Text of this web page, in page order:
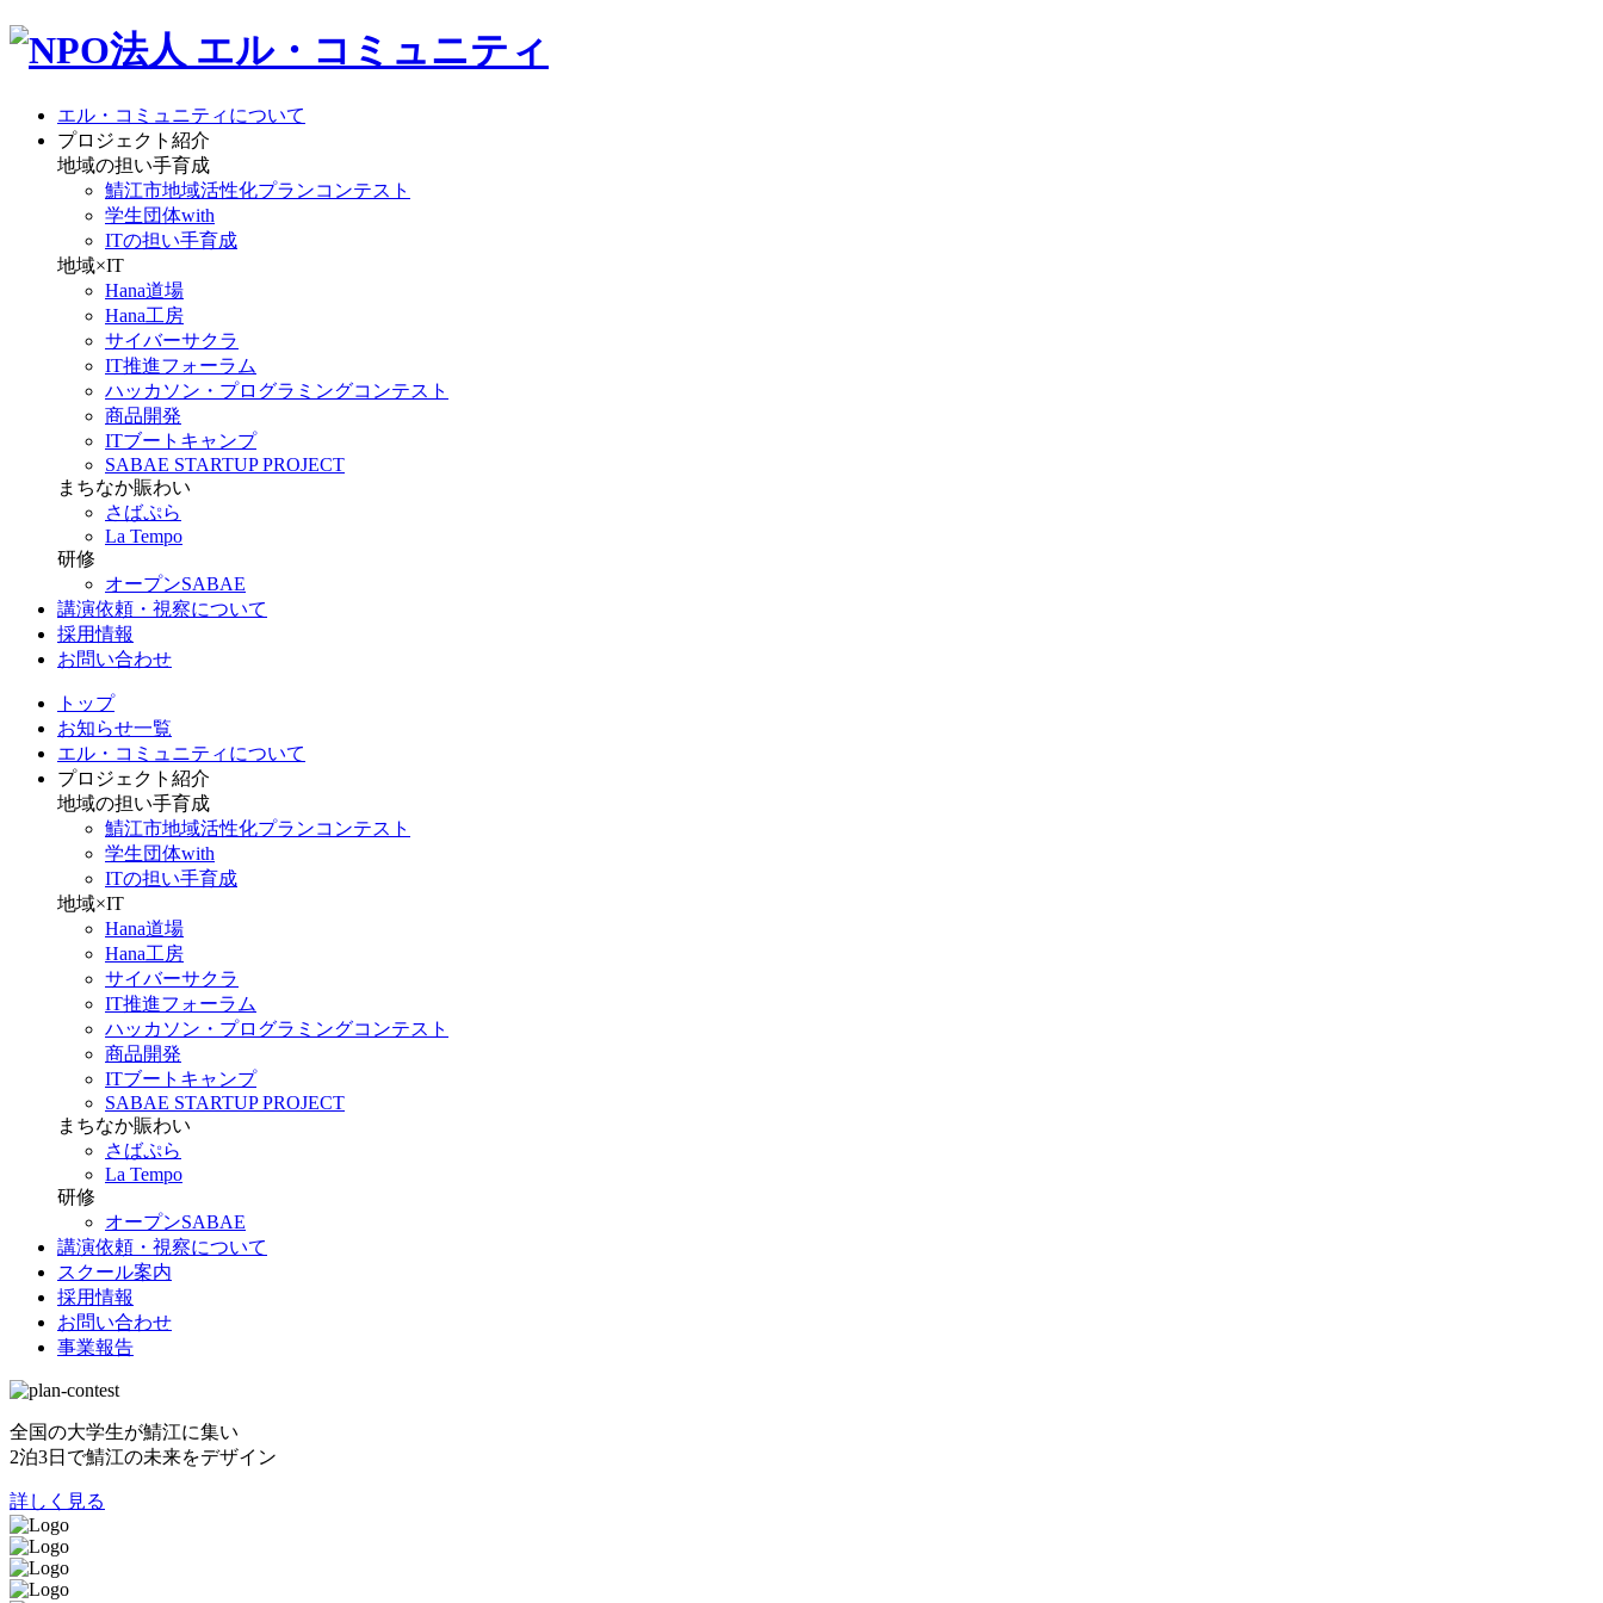
エル・コミュニティについて
プロジェクト紹介
地域の担い手育成
鯖江市地域活性化プランコンテスト
学生団体with
ITの担い手育成
地域×IT
Hana道場
Hana工房
サイバーサクラ
IT推進フォーラム
ハッカソン・プログラミングコンテスト
商品開発
ITブートキャンプ
SABAE STARTUP PROJECT
まちなか賑わい
さばぷら
La Tempo
研修
オープンSABAE
講演依頼・視察について
採用情報
お問い合わせ
トップ
お知らせ一覧
エル・コミュニティについて
プロジェクト紹介
地域の担い手育成
鯖江市地域活性化プランコンテスト
学生団体with
ITの担い手育成
地域×IT
Hana道場
Hana工房
サイバーサクラ
IT推進フォーラム
ハッカソン・プログラミングコンテスト
商品開発
ITブートキャンプ
SABAE STARTUP PROJECT
まちなか賑わい
さばぷら
La Tempo
研修
オープンSABAE
講演依頼・視察について
スクール案内
採用情報
お問い合わせ
事業報告
全国の大学生が鯖江に集い
2泊3日で鯖江の未来をデザイン
詳しく見る